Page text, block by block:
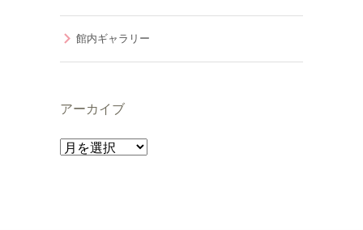
館内ギャラリー
アーカイブ
ア